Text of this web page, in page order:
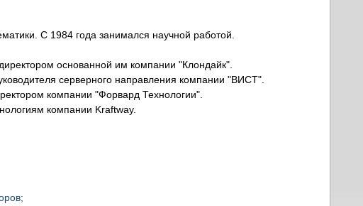
С 1984 года занимался научной работой.
основанной им компании "Клондайк".
серверного направления компании "ВИСТ".
компании "Форвард Технологии".
компании Kraftway.
;